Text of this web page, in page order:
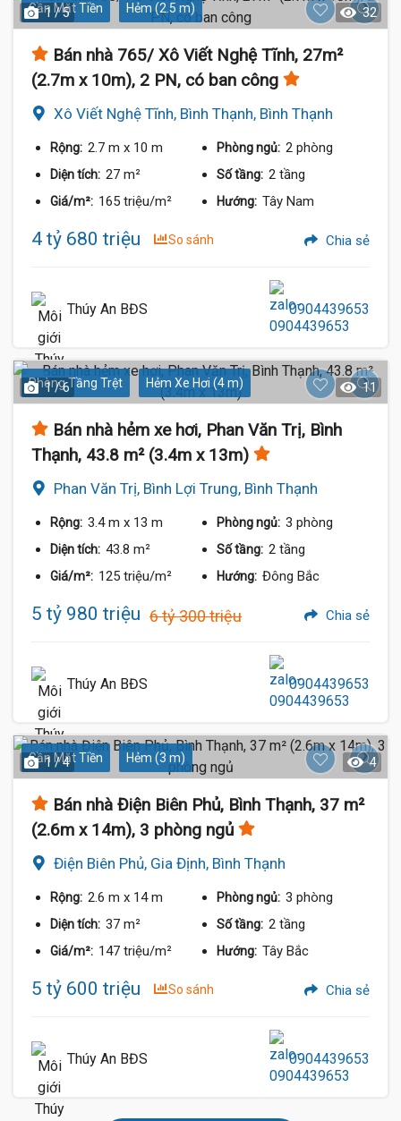
Gần Mặt Tiền Hẻm (2.5 m)
1 / 5 32
Bán nhà 765/ Xô Viết Nghệ Tĩnh, 27m²
(2.7m x 10m), 2 PN, có ban công
Xô Viết Nghệ Tĩnh, Bình Thạnh, Bình Thạnh
Rộng: 2.7 m x 10 m Phòng ngủ: 2 phòng
Diện tích: 27 m² Số tầng: 2 tầng
Giá/m²: 165 triệu/m² Hướng: Tây Nam
4 tỷ 680 triệu So sánh Chia sẻ
Thúy An BĐS 0904439653
Phòng Tầng Trệt Hẻm Xe Hơi (4 m)
1 / 6 11
Bán nhà hẻm xe hơi, Phan Văn Trị, Bình
Thạnh, 43.8 m² (3.4m x 13m)
Phan Văn Trị, Bình Lợi Trung, Bình Thạnh
Rộng: 3.4 m x 13 m Phòng ngủ: 3 phòng
Diện tích: 43.8 m² Số tầng: 2 tầng
Giá/m²: 125 triệu/m² Hướng: Đông Bắc
5 tỷ 980 triệu 6 tỷ 300 triệu Chia sẻ
Thúy An BĐS 0904439653
Gần Mặt Tiền Hẻm (3 m)
1 / 4 4
Bán nhà Điện Biên Phủ, Bình Thạnh, 37 m²
(2.6m x 14m), 3 phòng ngủ
Điện Biên Phủ, Gia Định, Bình Thạnh
Rộng: 2.6 m x 14 m Phòng ngủ: 3 phòng
Diện tích: 37 m² Số tầng: 2 tầng
Giá/m²: 147 triệu/m² Hướng: Tây Bắc
5 tỷ 600 triệu So sánh Chia sẻ
Thúy An BĐS 0904439653